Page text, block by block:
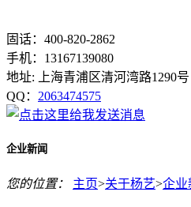
固话：400-820-2862
手机：13167139080
地址: 上海青浦区清河湾路1290号
QQ： 2063474575
企业新闻
您的位置： 主页>关于杨艺>企业